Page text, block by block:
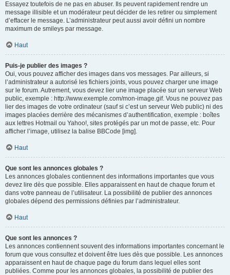
Essayez toutefois de ne pas en abuser. Ils peuvent rapidement rendre un
message illisible et un modérateur peut décider de les retirer ou simplement
d’effacer le message. L’administrateur peut aussi avoir défini un nombre
maximum de smileys par message.
Haut
Puis-je publier des images ?
Oui, vous pouvez afficher des images dans vos messages. Par ailleurs, si
l’administrateur a autorisé les fichiers joints, vous pouvez charger une image
sur le forum. Autrement, vous devez lier une image placée sur un serveur Web
public, exemple : http://www.exemple.com/mon-image.gif. Vous ne pouvez pas
lier des images de votre ordinateur (sauf si c’est un serveur Web public) ni des
images placées derrière des mécanismes d’authentification, exemple : boîtes
aux lettres Hotmail ou Yahoo!, sites protégés par un mot de passe, etc. Pour
afficher l’image, utilisez la balise BBCode [img].
Haut
Que sont les annonces globales ?
Les annonces globales contiennent des informations importantes que vous
devez lire dès que possible. Elles apparaissent en haut de chaque forum et
dans votre panneau de l’utilisateur. La possibilité de publier des annonces
globales dépend des permissions définies par l’administrateur.
Haut
Que sont les annonces ?
Les annonces contiennent souvent des informations importantes concernant le
forum que vous consultez et doivent être lues dès que possible. Les annonces
apparaissent en haut de chaque page du forum dans lequel elles sont
publiées. Comme pour les annonces globales, la possibilité de publier des